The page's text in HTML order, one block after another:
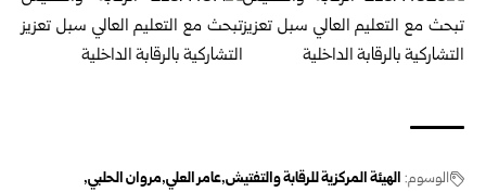
الوسوم: الهيئة المركزية للرقابة والتفتيش عامر العلي مروان الحلبي